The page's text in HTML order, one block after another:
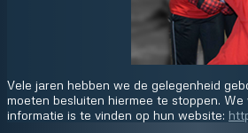
Vele jaren hebben we de gelegenheid
moeten besluiten hiermee te stoppen.
informatie is te vinden op hun website: